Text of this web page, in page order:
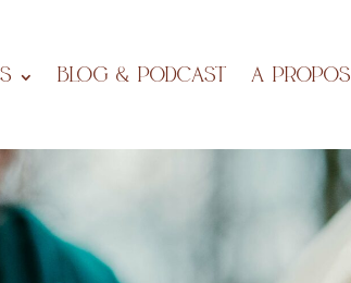
BLOG & PODCAST A propos